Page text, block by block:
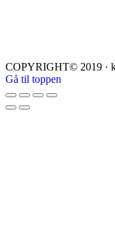
COPYRIGHT© 2019 ·
Gå til toppen